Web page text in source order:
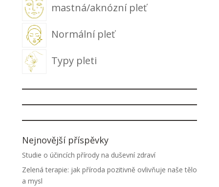
mastná/aknózní pleť
Normální pleť
Typy pleti
Nejnovější příspěvky
Studie o účincích přírody na duševní zdraví
Zelená terapie: jak příroda pozitivně ovlivňuje naše tělo
a mysl